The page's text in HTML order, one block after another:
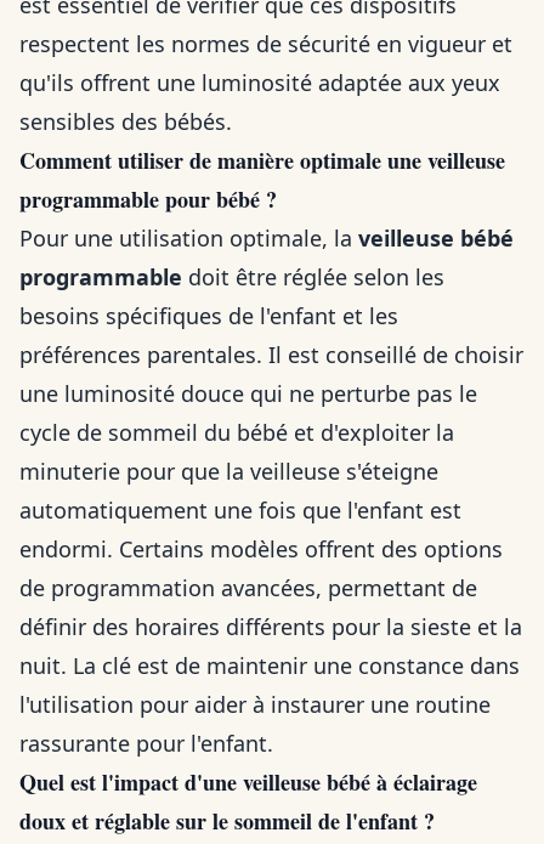
respectent les normes de sécurité en vigueur et
qu'ils offrent une luminosité adaptée aux yeux
sensibles des bébés.
Comment utiliser de manière optimale une veilleuse
programmable pour bébé ?
Pour une utilisation optimale, la veilleuse bébé
programmable doit être réglée selon les
besoins spécifiques de l'enfant et les
préférences parentales. Il est conseillé de choisir
une luminosité douce qui ne perturbe pas le
cycle de sommeil du bébé et d'exploiter la
minuterie pour que la veilleuse s'éteigne
automatiquement une fois que l'enfant est
endormi. Certains modèles offrent des options
de programmation avancées, permettant de
définir des horaires différents pour la sieste et la
nuit. La clé est de maintenir une constance dans
l'utilisation pour aider à instaurer une routine
rassurante pour l'enfant.
Quel est l'impact d'une veilleuse bébé à éclairage
doux et réglable sur le sommeil de l'enfant ?